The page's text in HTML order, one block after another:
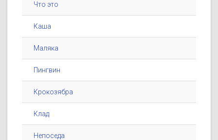
Что это
Каша
Маляка
Пингвин
Крокозябра
Клад
Непоседа